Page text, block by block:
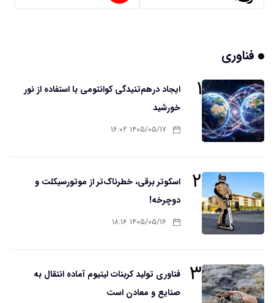
فناوری
۱
ایجاد درهم‌تنیدگی کوانتومی با استفاده از نور
خورشید
۱۴۰۵/۰۵/۱۷ ۱۶:۰۲
۲
اسکوتر برقی، خطرناک‌تر از موتورسیکلت و
دوچرخه!
۱۴۰۵/۰۵/۱۶ ۱۸:۱۶
۳
فناوری تولید کربنات لیتیوم آماده انتقال به
صنایع و معادن است